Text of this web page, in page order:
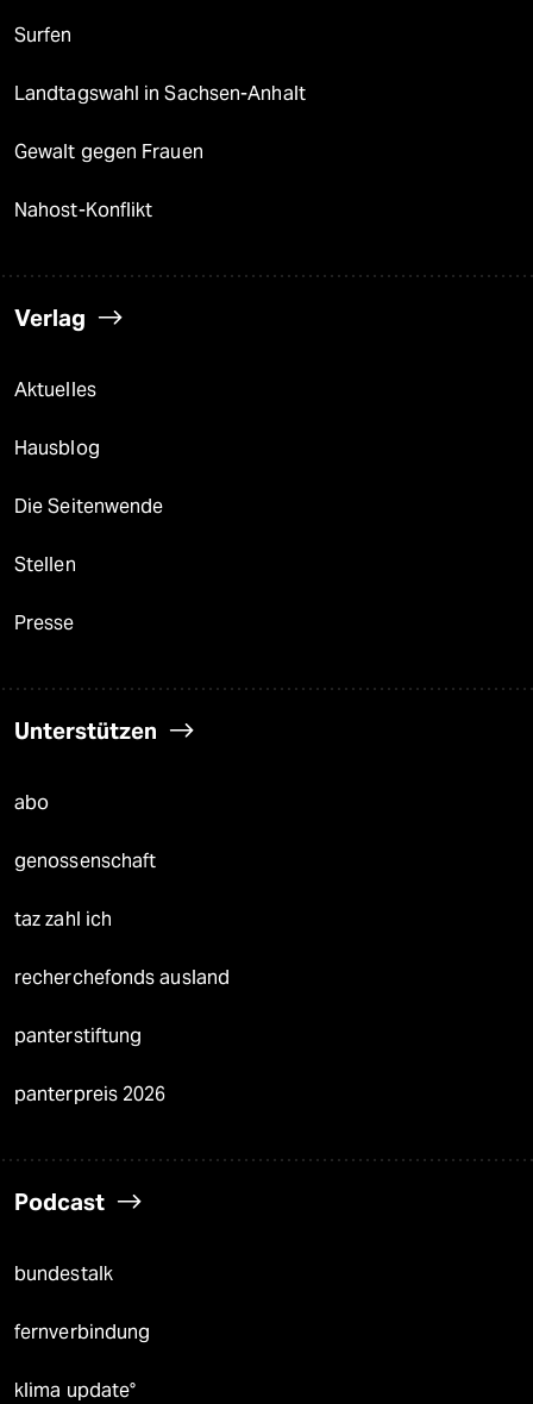
Surfen
Landtagswahl in Sachsen-Anhalt
Gewalt gegen Frauen
Nahost-Konflikt
Verlag
Aktuelles
Hausblog
Die Seitenwende
Stellen
Presse
Unterstützen
abo
genossenschaft
taz zahl ich
recherchefonds ausland
panterstiftung
panterpreis 2026
Podcast
bundestalk
fernverbindung
klima update°